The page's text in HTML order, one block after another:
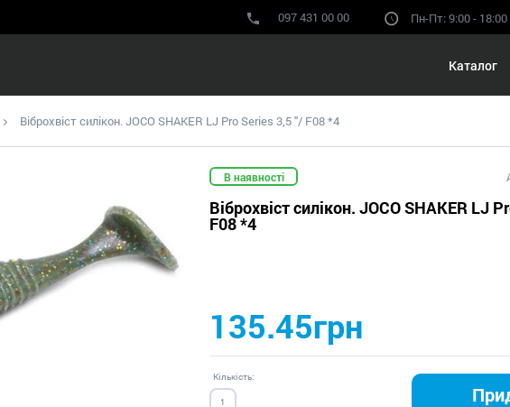
097 431 00 00 Пн-Пт: 9:00 - 18:00
Каталог
Віброхвіст силікон. JOCO SHAKER LJ Pro Series 3,5 "/ F08 *4
В наявності
Віброхвіст силікон. JOCO SHAKER LJ
F08 *4
135.45грн
Кількість: